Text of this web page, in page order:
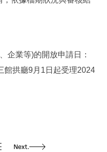
企業等)的開放申請日：
館拱廳9月1日起受理2024
Next.